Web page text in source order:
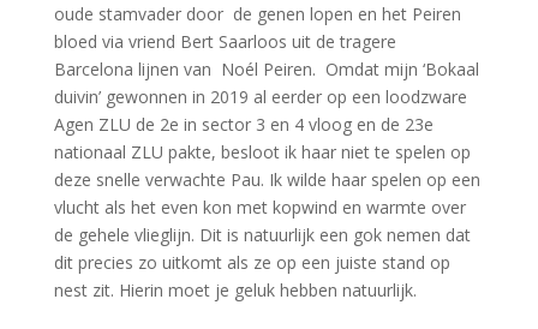
oude stamvader door de genen lopen en het Peiren
bloed via vriend Bert Saarloos uit de tragere
Barcelona lijnen van Noél Peiren. Omdat mijn ‘Bokaal
duivin’ gewonnen in 2019 al eerder op een loodzware
Agen ZLU de 2e in sector 3 en 4 vloog en de 23e
nationaal ZLU pakte, besloot ik haar niet te spelen op
deze snelle verwachte Pau. Ik wilde haar spelen op een
vlucht als het even kon met kopwind en warmte over
de gehele vlieglijn. Dit is natuurlijk een gok nemen dat
dit precies zo uitkomt als ze op een juiste stand op
nest zit. Hierin moet je geluk hebben natuurlijk.